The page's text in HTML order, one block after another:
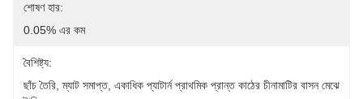
শোষণ হার:
0.05% এর কম
বৈশিষ্ট্য:
ছাঁচ তৈরি, ম্যাট সমাপ্ত, একাধিক প্যাটার্ন প্রাথমিক প্রান্ত কাঠের চীনামাটির বাসন মেঝে